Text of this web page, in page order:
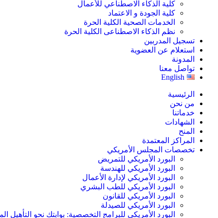
كلية الذكاء الاصطناعي للأعمال
كلية الجودة و الاعتماد
الخدمات الصحية الكلية الحرة
نظم الذكاء الاصطناعى الكلية الحرة
تسجيل المدربين
استعلام عن العضوية
المدونة
تواصل معنا
English
الرئيسية
من نحن
خدماتنا
الشهادات
المنح
المراكز المعتمدة
تخصصات المجلس الأمريكي
البورد الأمريكي للتمريض
البورد الأمريكي للهندسة
البورد الأمريكي لإدارة الأعمال
البورد الأمريكي للطب البشري
البورد الأمريكي للقانون
البورد الأمريكي للصيدلة
البورد الأمريكي للبرامج التخصصية: بوابتك نحو التأهيل